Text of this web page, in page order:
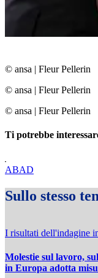
© ansa | Fleur Pellerin
© ansa | Fleur Pellerin
© ansa | Fleur Pellerin
Ti potrebbe
ABAD
Sullo stesso
I risultati dell'indagine
Molestie sul lavoro,
in Europa adotta